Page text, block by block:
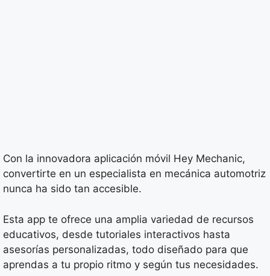
Con la innovadora aplicación móvil Hey Mechanic,
convertirte en un especialista en mecánica automotriz
nunca ha sido tan accesible.
Esta app te ofrece una amplia variedad de recursos
educativos, desde tutoriales interactivos hasta
asesorías personalizadas, todo diseñado para que
aprendas a tu propio ritmo y según tus necesidades.